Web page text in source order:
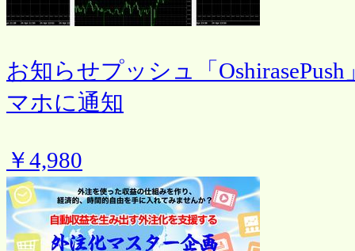
お知らせプッシュ「
マホに通知
￥4,980